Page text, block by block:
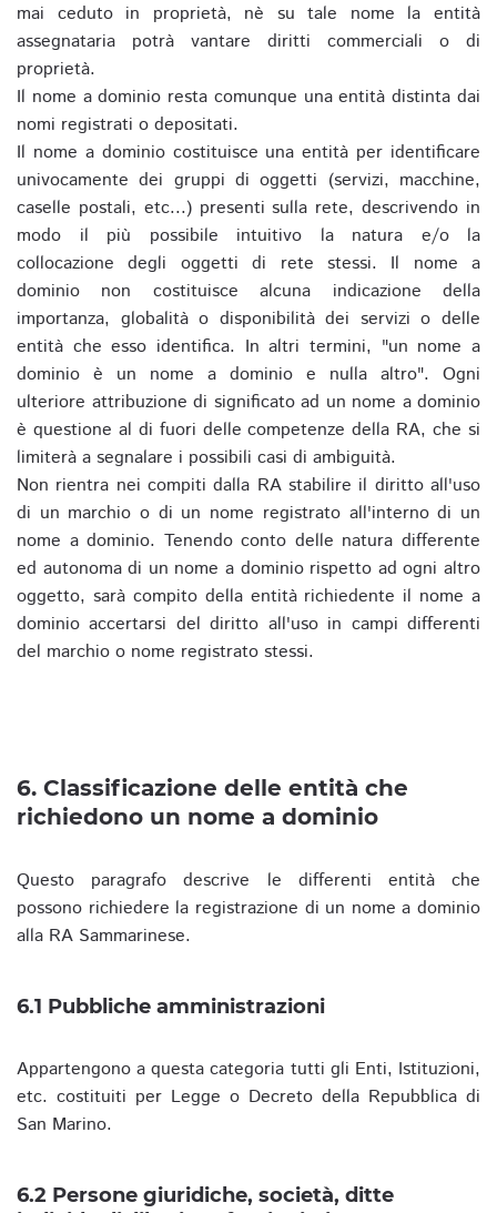
mai ceduto in proprietà, nè su tale nome la entità
assegnataria potrà vantare diritti commerciali o di
proprietà.
Il nome a dominio resta comunque una entità distinta dai
nomi registrati o depositati.
Il nome a dominio costituisce una entità per identificare
univocamente dei gruppi di oggetti (servizi, macchine,
caselle postali, etc...) presenti sulla rete, descrivendo in
modo il più possibile intuitivo la natura e/o la
collocazione degli oggetti di rete stessi. Il nome a
dominio non costituisce alcuna indicazione della
importanza, globalità o disponibilità dei servizi o delle
entità che esso identifica. In altri termini, "un nome a
dominio è un nome a dominio e nulla altro". Ogni
ulteriore attribuzione di significato ad un nome a dominio
è questione al di fuori delle competenze della RA, che si
limiterà a segnalare i possibili casi di ambiguità.
Non rientra nei compiti dalla RA stabilire il diritto all'uso
di un marchio o di un nome registrato all'interno di un
nome a dominio. Tenendo conto delle natura differente
ed autonoma di un nome a dominio rispetto ad ogni altro
oggetto, sarà compito della entità richiedente il nome a
dominio accertarsi del diritto all'uso in campi differenti
del marchio o nome registrato stessi.
6. Classificazione delle entità che
richiedono un nome a dominio
Questo paragrafo descrive le differenti entità che
possono richiedere la registrazione di un nome a dominio
alla RA Sammarinese.
6.1 Pubbliche amministrazioni
Appartengono a questa categoria tutti gli Enti, Istituzioni,
etc. costituiti per Legge o Decreto della Repubblica di
San Marino.
6.2 Persone giuridiche, società, ditte